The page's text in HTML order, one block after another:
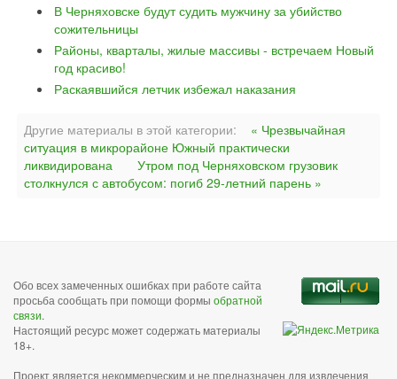
В Черняховске будут судить мужчину за убийство
сожительницы
Районы, кварталы, жилые массивы - встречаем Новый
год красиво!
Раскаявшийся летчик избежал наказания
Другие материалы в этой категории:
« Чрезвычайная
ситуация в микрорайоне Южный практически
ликвидирована
Утром под Черняховском грузовик
столкнулся с автобусом: погиб 29-летний парень »
Обо всех замеченных ошибках при работе сайта
просьба сообщать при помощи формы обратной
связи.
Настоящий ресурс может содержать материалы
18+.
Проект является некоммерческим и не предназначен для извлечения